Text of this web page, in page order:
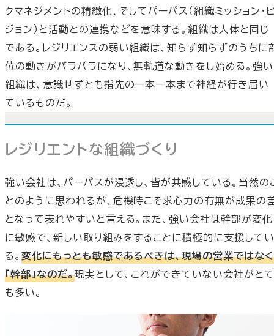
クマネジメントの精緻化、そしてパーパス（組織ミッション・
ジョン）と活動との連携などを意味する。組織は人体と同じ
である。レジリエンスの弱い組織は、知らず知らずのうちに
位の動きがバラバラになり、無軌道な動きをし始める。強い
組織は、意識せずとも指先の一本一本まで神経が行き届い
ているものだ。
レジリエントな組織づくり
強い会社は、パーパスが浸透し、皆が共感している。当然の
とのように思われるが、危機時こそ求心力の有無が成果の
となって表れやすいと言える。また、強い会社は幹部が変化
に敏感で、新しい取り組みをすることに積極的に支援してい
る。 変化にもっとも敏感であるべきは、現場の営業ではなく
「幹部」なのだ。現実として、これができていない会社がとて
も多い。
さらに、強い会社は、KPI（Key Performance